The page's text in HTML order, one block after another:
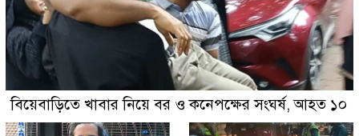
বিয়েবাড়িতে খাবার নিয়ে বর ও কনেপক্ষের সংঘর্ষ, আহত ১০